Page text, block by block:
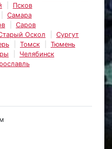
Псков
Самара
Саров
Оскол
Сургут
Томск
Тюмень
Челябинск